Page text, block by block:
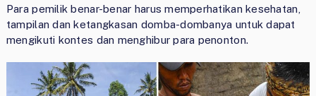
Para pemilik benar-benar harus memperhatikan kesehatan,
tampilan dan ketangkasan domba-dombanya untuk dapat
mengikuti kontes dan menghibur para penonton.